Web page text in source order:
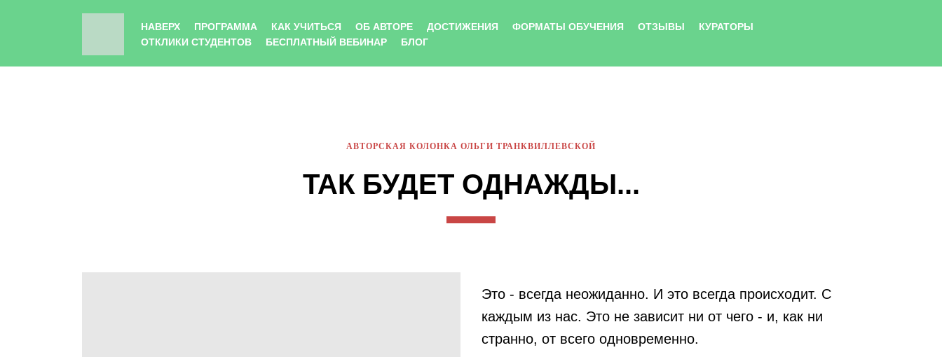
НАВЕРХ ПРОГРАММА КАК УЧИТЬСЯ ОБ АВТОРЕ ДОСТИЖЕНИЯ ФОРМАТЫ ОБУЧЕНИЯ ОТЗЫВЫ
КУРАТОРЫ
ОТКЛИКИ СТУДЕНТОВ
БЕСПЛАТНЫЙ ВЕБИНАР БЛОГ
АВТОРСКАЯ КОЛОНКА ОЛЬГИ ТРАНКВИЛЛЕВСКОЙ
ТАК БУДЕТ ОДНАЖДЫ...
Это - всегда неожиданно. И это всегда происходит. С
каждым из нас. Это не зависит ни от чего - и, как ни
странно, от всего одновременно.